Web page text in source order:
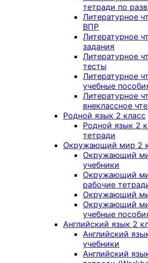
тетради по
Литературное
ВПР
Литературное
задания
Литературное
тесты
Литературное
учебные
Литературное
внеклассное
Родной язык 2 класс
Родной язык 2
тетради
Окружающий мир 2
Окружающий
учебники
Окружающий
рабочие
Окружающий
Окружающий
учебные
Английский язык 2
Английский
учебники
Английский